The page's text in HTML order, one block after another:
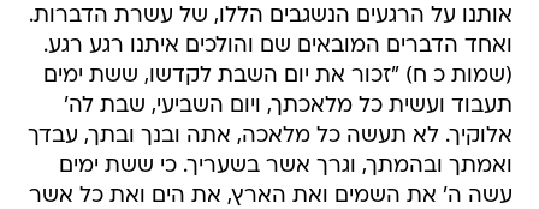
אותנו על הרגעים הנשגבים הללו, של עשרת הדברות.
ואחד הדברים המובאים שם והולכים איתנו רגע רגע.
(שמות כ ח) "זכור את יום השבת לקדשו, ששת ימים
תעבוד ועשית כל מלאכתך, ויום השביעי, שבת לה'
אלוקיך. לא תעשה כל מלאכה, אתה ובנך ובתך, עבדך
ואמתך ובהמתך, וגרך אשר בשעריך. כי ששת ימים
עשה ה' את השמים ואת הארץ, את הים ואת כל אשר